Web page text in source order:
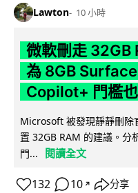
Lawton 10 小時
微軟刪走 32GB
為 8GB
Copilot+ 門檻也
Microsoft 被發現靜靜刪除
置 32GB RAM 的建議。分
門...
閱讀全文
132 10 ↗ 分享